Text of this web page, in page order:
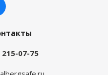
215-07-75